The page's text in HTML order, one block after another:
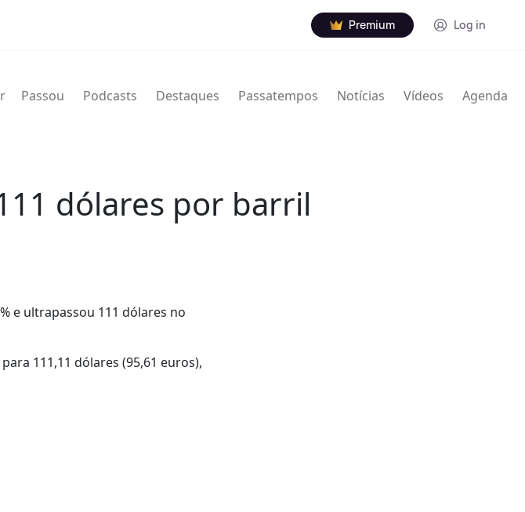
Premium Log in
Passou Podcasts Destaques Passatempos Notícias Vídeos Agenda
dólares por barril
e ultrapassou 111 dólares no
111,11 dólares (95,61 euros),